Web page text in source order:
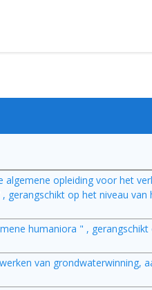
opleiding voor het
gerangschikt op het niveau van
humaniora " , gerangschikt
van grondwaterwinning,